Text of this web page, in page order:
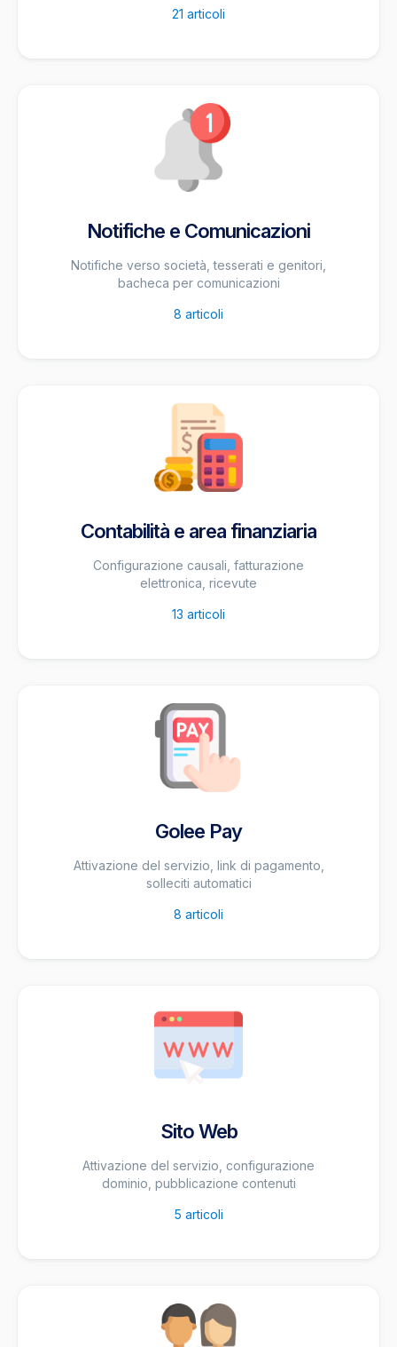
21 articoli
Notifiche e Comunicazioni
Notifiche verso società, tesserati e genitori,
bacheca per comunicazioni
8 articoli
Contabilità e area finanziaria
Configurazione causali, fatturazione
elettronica, ricevute
13 articoli
Golee Pay
Attivazione del servizio, link di pagamento,
solleciti automatici
8 articoli
Sito Web
Attivazione del servizio, configurazione
dominio, pubblicazione contenuti
5 articoli